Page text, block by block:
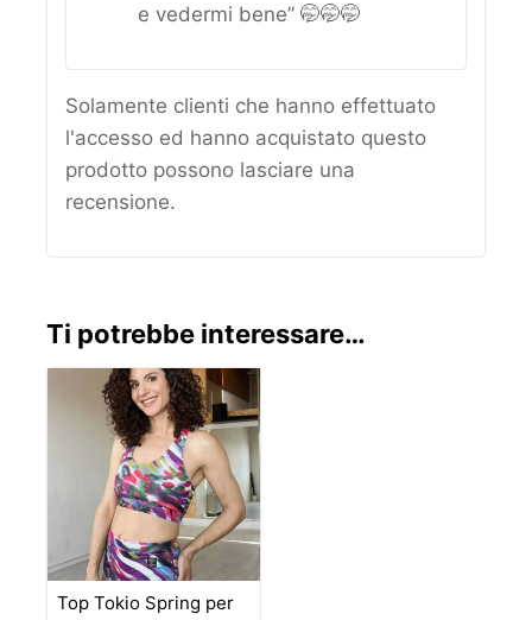
e vedermi bene” 🤭🤭🤭
Solamente clienti che hanno effettuato
l'accesso ed hanno acquistato questo
prodotto possono lasciare una
recensione.
Ti potrebbe interessare…
Top Tokio Spring per